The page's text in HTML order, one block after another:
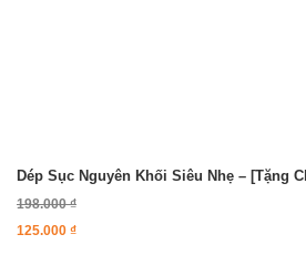
Dép Sục Nguyên Khối Siêu Nhẹ – [Tặng
198.000₫
125.000 ₫